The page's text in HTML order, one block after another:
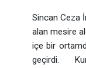
Sincan Ceza
alan mesire
içe bir
geçirdi.